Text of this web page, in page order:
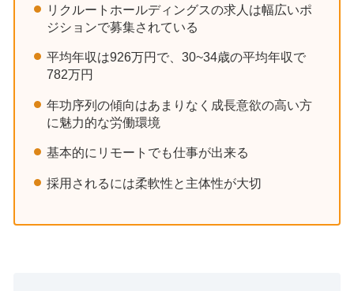
リクルートホールディングスの求人は幅広いポ
ジションで募集されている
平均年収は926万円で、30~34歳の平均年収で
782万円
年功序列の傾向はあまりなく成長意欲の高い方
に魅力的な労働環境
基本的にリモートでも仕事が出来る
採用されるには柔軟性と主体性が大切